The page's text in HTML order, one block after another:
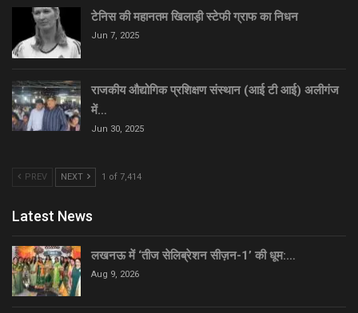
टेनिस की महानतम खिलाड़ी स्टेफी ग्राफ का निधन
Jun 7, 2025
राजकीय औद्योगिक प्रशिक्षण संस्थान (आई टी आई) अलीगंज
में…
Jun 30, 2025
PREV NEXT 1 of 7,414
Latest News
लखनऊ में ‘तीज सेलिब्रेशन सीज़न-1’ की धूम:…
Aug 9, 2026